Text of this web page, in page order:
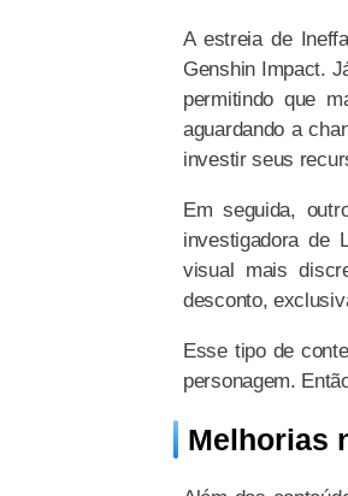
A estreia de
Genshin Impact.
permitindo que
aguardando a
investir seus
Em seguida,
investigadora de
visual mais
desconto,
Esse tipo de
personagem.
Melhorias